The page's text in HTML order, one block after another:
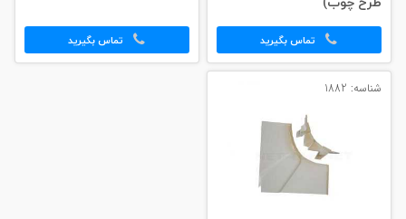
تماس بگیرید تماس بگیرید
شناسه: 1882